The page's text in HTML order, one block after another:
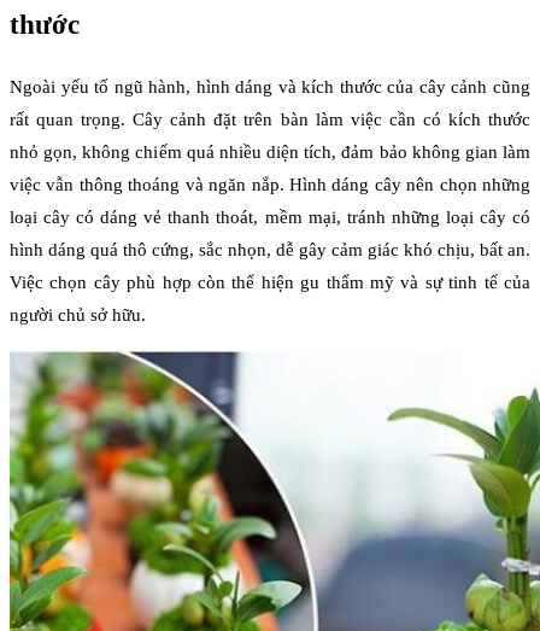
thước
Ngoài yếu tố ngũ hành, hình dáng và kích thước của cây cảnh cũng
rất quan trọng. Cây cảnh đặt trên bàn làm việc cần có kích thước
nhỏ gọn, không chiếm quá nhiều diện tích, đảm bảo không gian làm
việc vẫn thông thoáng và ngăn nắp. Hình dáng cây nên chọn những
loại cây có dáng vẻ thanh thoát, mềm mại, tránh những loại cây có
hình dáng quá thô cứng, sắc nhọn, dễ gây cảm giác khó chịu, bất an.
Việc chọn cây phù hợp còn thể hiện gu thẩm mỹ và sự tinh tế của
người chủ sở hữu.